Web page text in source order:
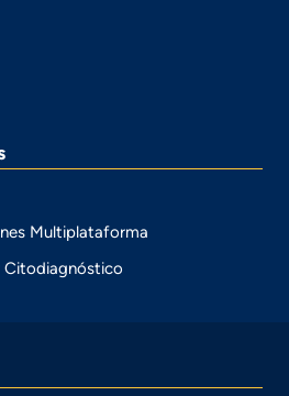
Multiplataforma